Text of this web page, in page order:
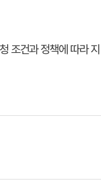
조건과 정책에 따라 지